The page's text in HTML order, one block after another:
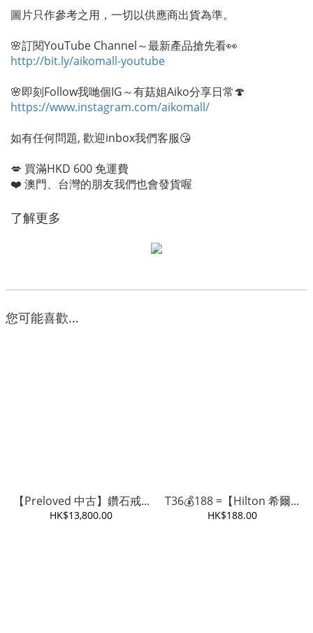
圖片只作參考之用，一切以供應商出貨為準。
🌸訂閱YouTube Channel～最新產品搶先看👀
http://bit.ly/aikomall-youtube
🌸即刻Follow我哋個IG～有菇姐Aiko分享日常🍄
https://www.instagram.com/aikomall/
如有任何問題, 歡迎inbox我們客服😘
💋 買滿HKD 600 免運費
❤️ 澳門、台灣的朋友我們也會發貨喔
了解更多
您可能喜歡...
【Preloved 中古】鑽石戒...
HK$13,800.00
T36💰188 =【Hilton 希爾...
HK$188.00